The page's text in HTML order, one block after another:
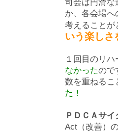
司会は円滑な
か、各会場
考えることが
いう楽しさ
１回目のリ
なかったので
数を重ねるこ
た！
ＰＤＣＡサイ
Act（改善）